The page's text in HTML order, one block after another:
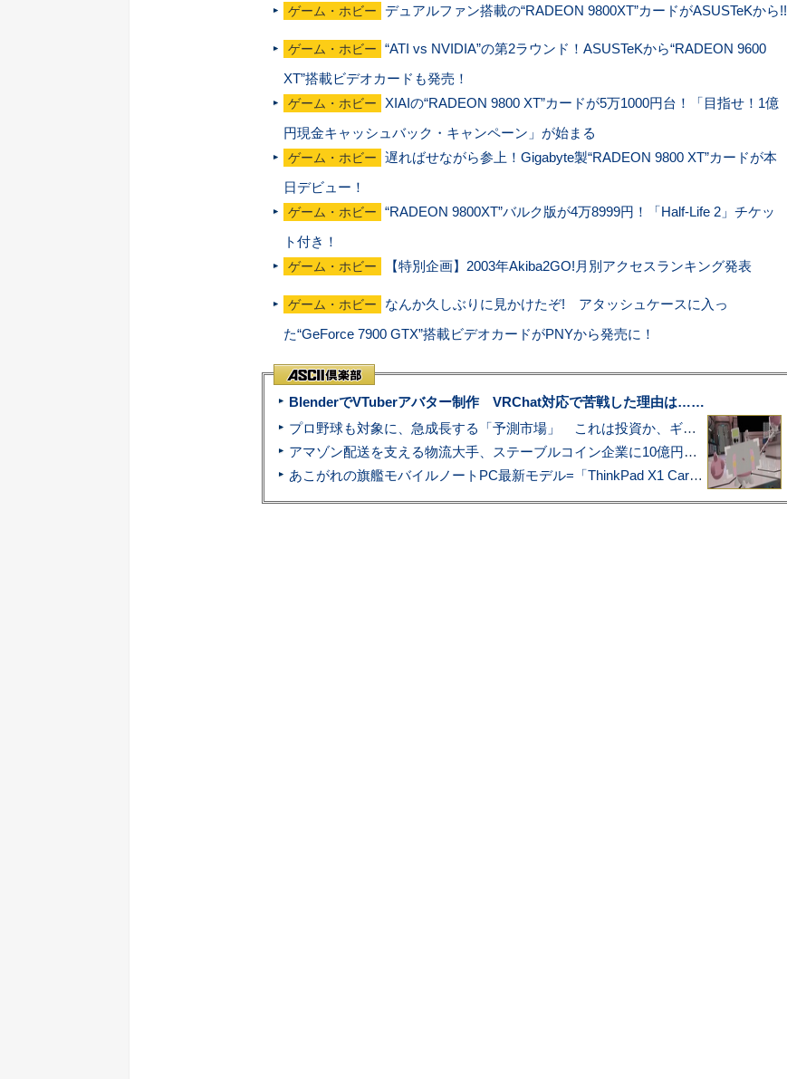
ゲーム・ホビー デュアルファン搭載の“RADEON 9800XT”カードがASUSTeKから!!
ゲーム・ホビー
“ATI vs NVIDIA”の第2ラウンド！ASUSTeKから“RADEON 9600
XT”搭載ビデオカードも発売！
ゲーム・ホビー
XIAIの“RADEON 9800 XT”カードが5万1000円台！「目指せ！1億
円現金キャッシュバック・キャンペーン」が始まる
ゲーム・ホビー
遅ればせながら参上！Gigabyte製“RADEON 9800 XT”カードが本
日デビュー！
ゲーム・ホビー
“RADEON 9800XT”バルク版が4万8999円！「Half-Life 2」チケッ
ト付き！
ゲーム・ホビー 【特別企画】2003年Akiba2GO!月別アクセスランキング発表
ゲーム・ホビー
なんか久しぶりに見かけたぞ! アタッシュケースに入っ
た“GeForce 7900 GTX”搭載ビデオカードがPNYから発売に！
BlenderでVTuberアバター制作 VRChat対応で苦戦した理由は……
プロ野球も対象に、急成長する「予測市場」 これは投資か、ギャンブルか
アマゾン配送を支える物流大手、ステーブルコイン企業に10億円投資のワケ
あこがれの旗艦モバイルノートPC最新モデル=「ThinkPad X1 Carbon Gen 14 Aura Edition」実機レビュー